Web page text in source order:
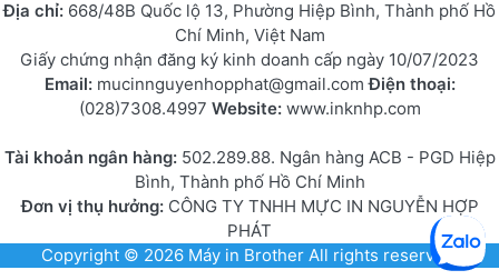
Địa chỉ: 668/48B Quốc lộ 13, Phường Hiệp Bình, Thành phố Hồ
Chí Minh, Việt Nam
Giấy chứng nhận đăng ký kinh doanh cấp ngày 10/07/2023
Email: mucinnguyenhopphat@gmail.comĐiện thoại:
(028)7308.4997 Website: www.inknhp.com
Tài khoản ngân hàng: 502.289.88. Ngân hàng ACB - PGD Hiệp
Bình, Thành phố Hồ Chí Minh
Đơn vị thụ hưởng:CÔNG TY TNHH MỰC IN NGUYỄN HỢP
PHÁT
Copyright © 2026 Máy in BrotherAll rights reserved.